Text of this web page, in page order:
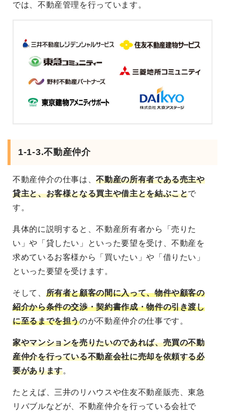
では、不動産管理を行っています。
1-1-3.不動産仲介
不動産仲介の仕事は、不動産の所有者である売主や
貸主と、お客様となる買主や借主とを結ぶことで
す。
具体的に説明すると、不動産所有者から「売りた
い」や「貸したい」といった要望を受け、不動産を
求めているお客様から「買いたい」や「借りたい」
といった要望を受けます。
そして、 所有者と顧客の間に入って、物件や顧客の
紹介から条件の交渉・契約書作成・物件の引き渡し
に至るまでを担うのが不動産仲介の仕事です。
家やマンションを売りたいのであれば、売買の不動
産仲介を行っている不動産会社に売却を依頼する必
要があります。
たとえば、三井のリハウスや住友不動産販売、東急
リバブルなどが、不動産仲介を行っている会社で